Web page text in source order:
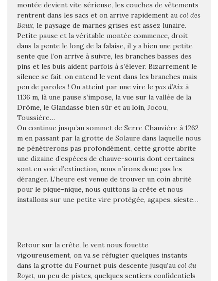
montée devient vite sérieuse, les couches de vêtements
rentrent dans les sacs et on arrive rapidement au col des
Baux, le paysage de marnes grises est assez lunaire.
Petite pause et la véritable montée commence, droit
dans la pente le long de la falaise, il y a bien une petite
sente que l’on arrive à suivre, lesbranches basses des
pins et les buis aident parfois à s’élever. Bizarrement le
silence se fait, on entend le vent dans les branches mais
peu de paroles ! On atteint par une vire le pas d’Aix à
1136 m, là une pause s’impose, la vue sur la vallée de la
Drôme, le Glandasse bien sûr et au loin, Jocou,
Toussière…
On continue jusqu’au sommet de Serre Chauvière à 1262
m en passant par la grotte de Solaure dans laquelle nous
ne pénétrerons pas profondément, cette grotte abrite
une dizaine d’espèces de chauve-souris dont certaines
sont en voie d’extinction, nous n’irons donc pas les
déranger. L’heure est venue de trouver un coin abrité
pour le pique-nique, nous quittons la crête et nous
installons sur une petite vire protégée, agapes, sieste…
Retour sur la crête, le vent nous fouette
vigoureusement, on va se réfugier quelques instants
dans la grotte du Fournet puis descente jusqu’au col du
Royet, un peu de pistes, quelques sentiers confidentiels